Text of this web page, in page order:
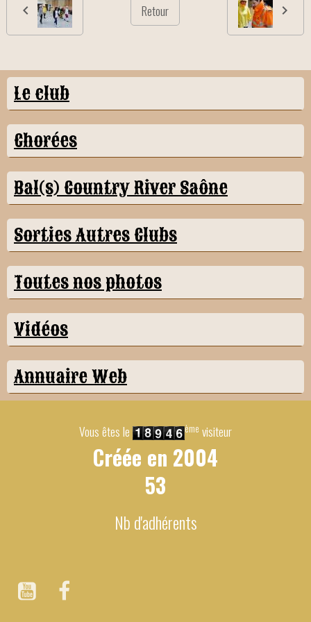
Retour
Le club
Chorées
Bal(s) Country River Saône
Sorties Autres Clubs
Toutes nos photos
Vidéos
Annuaire Web
Vous êtes le ème visiteur
Créée en 2004
53
Nb d'adhérents